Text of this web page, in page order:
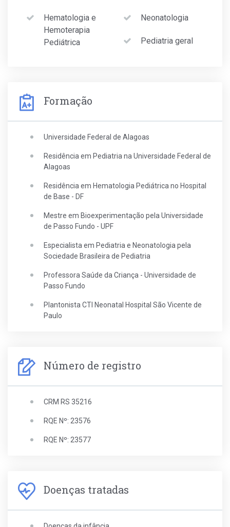
Hematologia e
Hemoterapia
Pediátrica
Neonatologia
Pediatria geral
Formação
Universidade Federal de Alagoas
Residência em Pediatria na Universidade Federal de
Alagoas
Residência em Hematologia Pediátrica no Hospital
de Base - DF
Mestre em Bioexperimentação pela Universidade
de Passo Fundo - UPF
Especialista em Pediatria e Neonatologia pela
Sociedade Brasileira de Pediatria
Professora Saúde da Criança - Universidade de
Passo Fundo
Plantonista CTI Neonatal Hospital São Vicente de
Paulo
Número de registro
CRM RS 35216
RQE Nº: 23576
RQE Nº: 23577
Doenças tratadas